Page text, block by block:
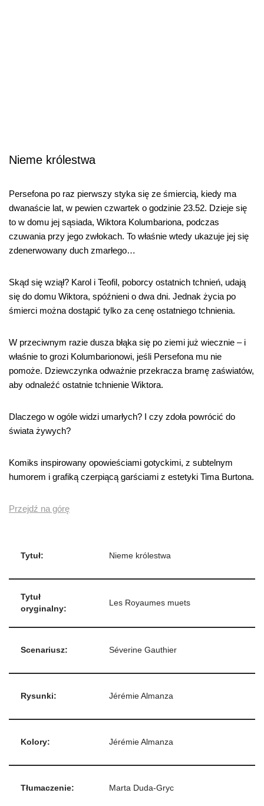
Nieme królestwa
Persefona po raz pierwszy styka się ze śmiercią, kiedy ma
dwanaście lat, w pewien czwartek o godzinie 23.52. Dzieje się
to w domu jej sąsiada, Wiktora Kolumbariona, podczas
czuwania przy jego zwłokach. To właśnie wtedy ukazuje jej się
zdenerwowany duch zmarłego…
Skąd się wziął? Karol i Teofil, poborcy ostatnich tchnień, udają
się do domu Wiktora, spóźnieni o dwa dni. Jednak życia po
śmierci można dostąpić tylko za cenę ostatniego tchnienia.
W przeciwnym razie dusza błąka się po ziemi już wiecznie – i
właśnie to grozi Kolumbarionowi, jeśli Persefona mu nie
pomoże. Dziewczynka odważnie przekracza bramę zaświatów,
aby odnaleźć ostatnie tchnienie Wiktora.
Dlaczego w ogóle widzi umarłych? I czy zdoła powrócić do
świata żywych?
Komiks inspirowany opowieściami gotyckimi, z subtelnym
humorem i grafiką czerpiącą garściami z estetyki Tima Burtona.
Przejdź na górę
Tytuł: Nieme królestwa
Tytuł
oryginalny:
Les Royaumes muets
Scenariusz: Séverine Gauthier
Rysunki: Jérémie Almanza
Kolory: Jérémie Almanza
Tłumaczenie: Marta Duda-Gryc